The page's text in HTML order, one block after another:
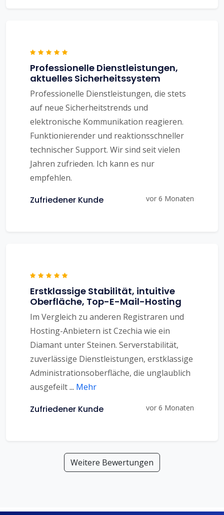
Professionelle Dienstleistungen,
aktuelles Sicherheitssystem
Professionelle Dienstleistungen, die stets
auf neue Sicherheitstrends und
elektronische Kommunikation reagieren.
Funktionierender und reaktionsschneller
technischer Support. Wir sind seit vielen
Jahren zufrieden. Ich kann es nur
empfehlen.
Zufriedener Kunde vor 6 Monaten
Erstklassige Stabilität, intuitive
Oberfläche, Top-E-Mail-Hosting
Im Vergleich zu anderen Registraren und
Hosting-Anbietern ist Czechia wie ein
Diamant unter Steinen. Serverstabilität,
zuverlässige Dienstleistungen, erstklassige
Administrationsoberfläche, die unglaublich
ausgefeilt... Mehr
Zufriedener Kunde vor 6 Monaten
Weitere Bewertungen